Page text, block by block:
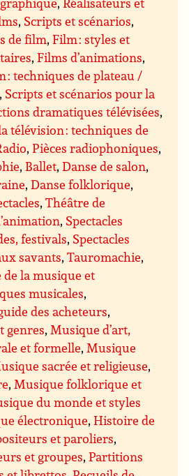
, Scripts et scénarios,
de film,Film : styles et
,Films d’animations,
: techniques de plateau /
, Scripts et scénarios pour la
dramatiques télévisées,
télévision : techniques de
,Pièces radiophoniques,
, Ballet,Danse de salon,
,Danse folklorique,
,Théâtre de
, Spectacles
festivals, Spectacles
savants,Tauromachie,
la musique et
musicales,
des acheteurs,
genres,Musique d’art,
et formelle,Musique
sacrée et religieuse,
,Musique folklorique et
du monde et styles
électronique,Histoire de
et paroliers,
et groupes,Partitions